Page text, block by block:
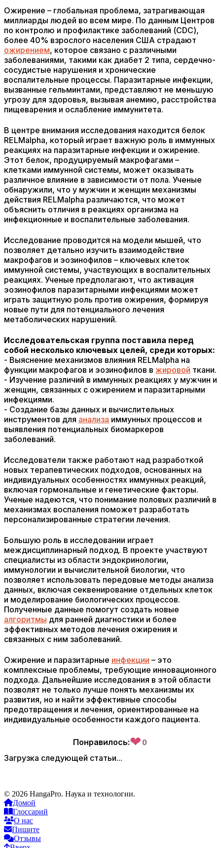
Ожирение – глобальная проблема, затрагивающая
миллиарды людей во всем мире. По данным Центров
по контролю и профилактике заболеваний (CDC),
более 40% взрослого населения США страдают
ожирением, которое связано с различными
заболеваниями, такими как диабет 2 типа, сердечно-
сосудистые нарушения и хронические
воспалительные процессы. Паразитарные инфекции,
вызванные гельминтами, представляют не меньшую
угрозу для здоровья, вызывая анемию, расстройства
пищеварения и ослабление иммунитета.
В центре внимания исследования находится белок
RELMalpha, который играет важную роль в иммунных
реакциях на паразитарные инфекции и ожирение.
Этот белок, продуцируемый макрофагами –
клетками иммунной системы, может оказывать
различное влияние в зависимости от пола. Ученые
обнаружили, что у мужчин и женщин механизмы
действия RELMalpha различаются, что может
объяснить отличия в реакциях организма на
инфекционные и воспалительные заболевания.
Исследование проводится на модели мышей, что
позволяет детально изучить взаимодействие
макрофагов и эозинофилов – ключевых клеток
иммунной системы, участвующих в воспалительных
реакциях. Ученые предполагают, что активация
эозинофилов паразитарными инфекциями может
играть защитную роль против ожирения, формируя
новые пути для потенциального лечения
метаболических нарушений.
Исследовательская группа поставила перед
собой несколько ключевых целей, среди которых:
- Выяснение механизмов влияния RELMalpha на
функции макрофагов и эозинофилов в жировой ткани.
- Изучение различий в иммунных реакциях у мужчин и
женщин, связанных с ожирением и паразитарными
инфекциями.
- Создание базы данных и вычислительных
инструментов для анализа иммунных процессов и
выявления потенциальных биомаркеров
заболеваний.
Исследователи также работают над разработкой
новых терапевтических подходов, основанных на
индивидуальных особенностях иммунных реакций,
включая гормональные и генетические факторы.
Ученые надеются, что понимание половых различий в
механизмах воспаления поможет разработать
персонализированные стратегии лечения.
Большую роль в исследовании играет
междисциплинарный подход. В проекте участвуют
специалисты из области эндокринологии,
иммунологии и вычислительной биологии, что
позволяет использовать передовые методы анализа
данных, включая секвенирование отдельных клеток
и моделирование биологических процессов.
Полученные данные помогут создать новые
алгоритмы для ранней диагностики и более
эффективных методов лечения ожирения и
связанных с ним заболеваний.
Ожирение и паразитарные инфекции – это
комплексные проблемы, требующие инновационного
подхода. Дальнейшие исследования в этой области
позволят не только лучше понять механизмы их
развития, но и найти эффективные способы
предотвращения и лечения, ориентированные на
индивидуальные особенности каждого пациента.
Понравилось:❤ 0
Загрузка следующей статьи...
© 2026 HangaPro. Наука и технологии.
Домой
Глоссарий
О нас
Пишите
Отзывы